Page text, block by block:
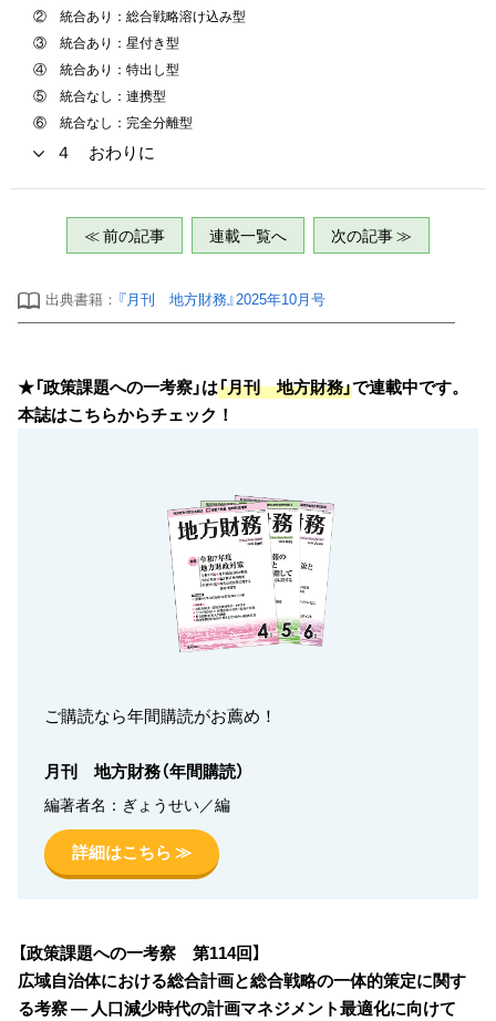
② 統合あり：総合戦略溶け込み型
③ 統合あり：星付き型
④ 統合あり：特出し型
⑤ 統合なし：連携型
⑥ 統合なし：完全分離型
４ おわりに
≪ 前の記事 連載一覧へ 次の記事 ≫
出典書籍： 『月刊 地方財務』2025年10月号
★「政策課題への一考察」は「月刊 地方財務」で連載中です。
本誌はこちらからチェック！
ご購読なら年間購読がお薦め！
月刊 地方財務（年間購読）
編著者名：ぎょうせい／編
詳細はこちら ≫
【政策課題への一考察 第114回】
広域自治体における総合計画と総合戦略の一体的策定に関す
る考察 ― 人口減少時代の計画マネジメント最適化に向けて